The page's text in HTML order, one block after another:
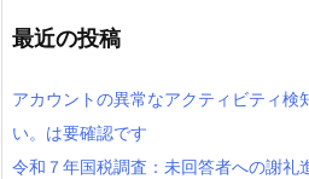
最近の投稿
アカウントの異常なアクティビティ検
い。は要確認です
令和７年国税調査：未回答者への謝礼